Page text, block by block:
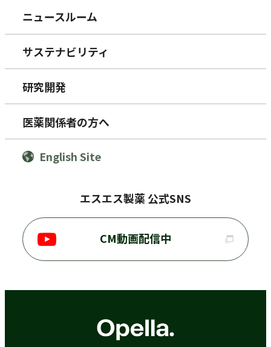
ニュースルーム
サステナビリティ
研究開発
医薬関係者の方へ
English Site
エスエス製薬 公式SNS
CM動画配信中